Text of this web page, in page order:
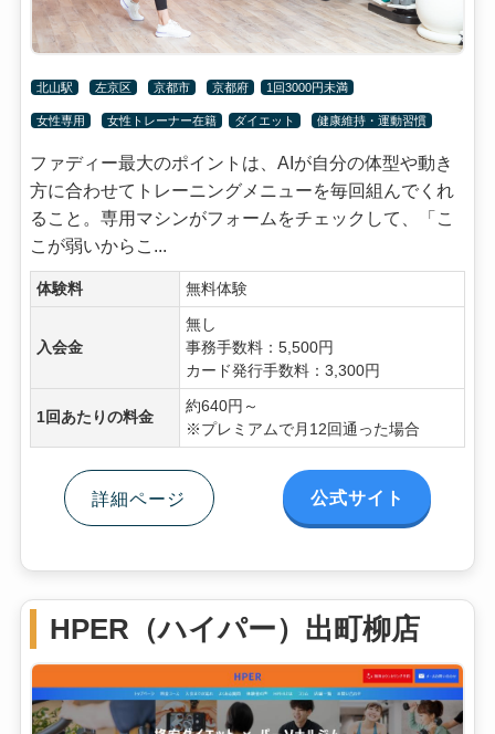
北山駅 左京区 京都市 京都府 1回3000円未満
女性専用 女性トレーナー在籍 ダイエット 健康維持・運動習慣
ファディー最大のポイントは、AIが自分の体型や動き
方に合わせてトレーニングメニューを毎回組んでくれ
ること。専用マシンがフォームをチェックして、「こ
こが弱いからこ...
体験料 無料体験
入会金
無し
事務手数料：5,500円
カード発行手数料：3,300円
1回あたりの料金
約640円～
※プレミアムで月12回通った場合
詳細ページ 公式サイト
HPER（ハイパー）出町柳店